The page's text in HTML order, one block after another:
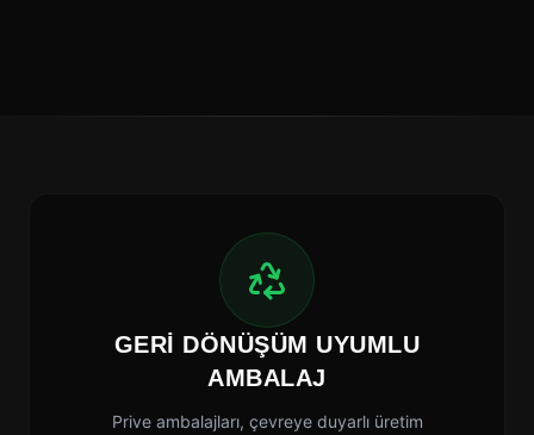
GERI DÖNÜŞÜM UYUMLU
AMBALAJ
Prive ambalajları, çevreye duyarlı üretim